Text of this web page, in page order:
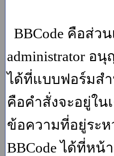
BBCode คือส่ว
administrator อ
ได้ที่แบบฟอร์มส
คือคำสั่งจะอยู่ใน
ข้อความที่อยู่ระ
BBCode ได้ที่ห